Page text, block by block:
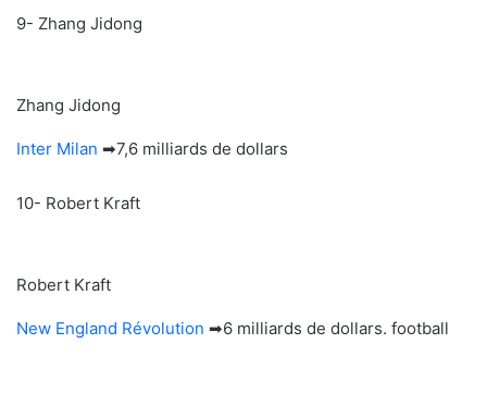
9- Zhang Jidong
Zhang Jidong
Inter Milan ➡7,6 milliards de dollars
10- Robert Kraft
Robert Kraft
New England Révolution ➡6 milliards de dollars. football